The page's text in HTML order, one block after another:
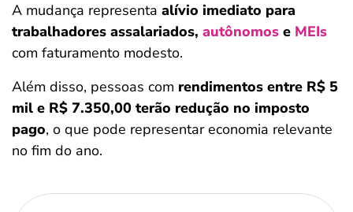
A mudança representa alívio imediato para
trabalhadores assalariados, autônomos e MEIs
com faturamento modesto.
Além disso, pessoas com rendimentos entre R$ 5
mil e R$ 7.350,00 terão redução no imposto
pago, o que pode representar economia relevante
no fim do ano.